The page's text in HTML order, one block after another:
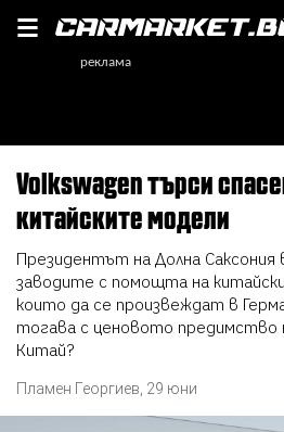
Volkswagen търси спасение от
китайските модели
Президентът на Долна Саксония
заводите с помощта на
които да се произвеждат в
тогава с ценовото предимство
Китай?
Пламен Георгиев 29 юни